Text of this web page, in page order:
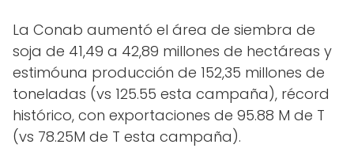
La Conab aumentó el área de siembra de
soja de 41,49 a 42,89 millones de hectáreas y
estimóuna producción de 152,35 millones de
toneladas (vs 125.55 esta campaña), récord
histórico, con exportaciones de 95.88 M de T
(vs 78.25M de T esta campaña).